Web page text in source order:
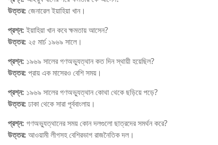
উত্তর: জেনারেল ইয়াহিয়া খান।
প্রশ্ন:ইয়াহিয়া খান কবে ক্ষমতায় আসেন?
উত্তর: ২৫ মার্চ ১৯৬৯ সালে।
প্রশ্ন: ১৯৬৯ সালের গণঅভ্যুত্থান কত দিন স্থায়ী হয়েছিল?
উত্তর: প্রায় এক মাসেরও বেশি সময়।
প্রশ্ন: ১৯৬৯ সালের গণঅভ্যুত্থান কোথা থেকে ছড়িয়ে পড়ে?
উত্তর: ঢাকা থেকে সারা পূর্ববাংলায়।
প্রশ্ন: গণঅভ্যুত্থানের সময় কোন দলগুলো ছাত্রদের সমর্থন করে?
উত্তর: আওয়ামী লীগসহ বেশিরভাগ রাজনৈতিক দল।